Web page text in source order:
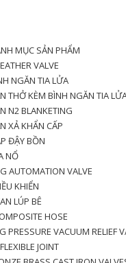
MỤC SẢN PHẨM
VALVE
NGĂN TIA LỬA
THỞ KÈM BÌNH NGĂN TIA
N2 BLANKETING
XẢ KHẨN CẤP
ĐẬY BỒN
NỔ
AUTOMATION VALVE
KHIỂN
LÚP BÊ
HOSE
PRESSURE VACUUM RELIEF
JOINT